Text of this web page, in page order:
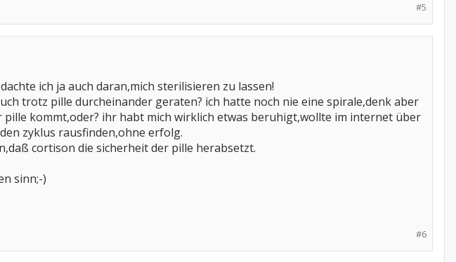
#5
ich ja auch daran,mich sterilisieren zu lassen!
trotz pille durcheinander geraten? ich hatte noch nie eine spirale,denk aber
pille kommt,oder? ihr habt mich wirklich etwas beruhigt,wollte im internet über
zyklus rausfinden,ohne erfolg.
cortison die sicherheit der pille herabsetzt.
sinn;-)
#6